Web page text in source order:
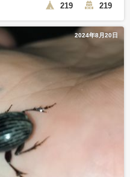
219 219
2024年8月20日